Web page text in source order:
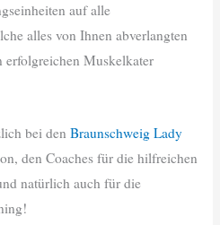
auf alle
alles von Ihnen abverlangten
erfolgreichen Muskelkater
bei den Braunschweig Lady
den Coaches für die hilfreichen
natürlich auch für die